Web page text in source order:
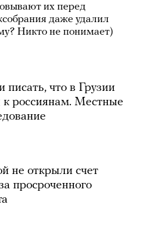
их перед
даже удалил
Никто не понимает)
писать, что в Грузии
к россиянам. Местные
не открыли счет
просроченного